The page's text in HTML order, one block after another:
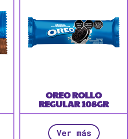
OREO ROLLO
REGULAR 108GR
Ver más